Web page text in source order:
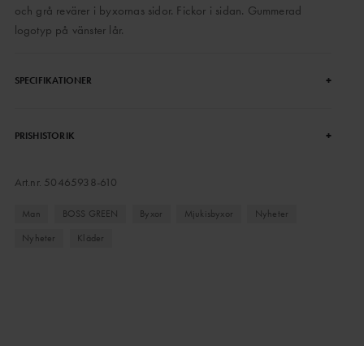
och grå revärer i byxornas sidor. Fickor i sidan. Gummerad
logotyp på vänster lår.
SPECIFIKATIONER +
PRISHISTORIK +
Art.nr. 50465938-610
Man BOSS GREEN Byxor Mjukisbyxor
Nyheter
Nyheter
Kläder